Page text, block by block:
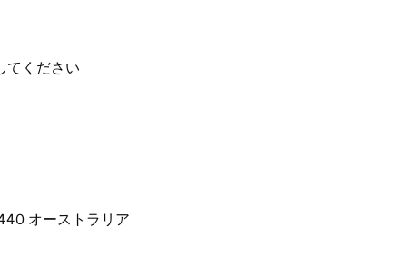
てください
オーストラリア